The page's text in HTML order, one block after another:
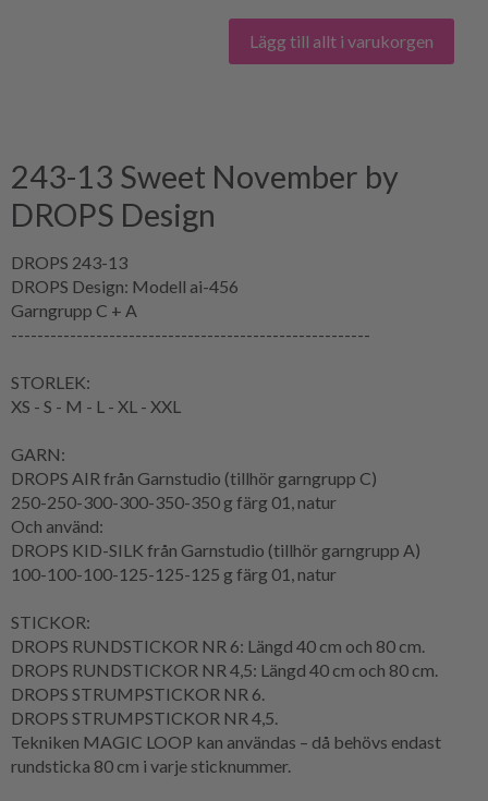
Lägg till allt i varukorgen
243-13 Sweet November by
DROPS Design
DROPS 243-13
DROPS Design: Modell ai-456
Garngrupp C + A
-------------------------------------------------------
STORLEK:
XS - S - M - L - XL - XXL
GARN:
DROPS AIR från Garnstudio (tillhör garngrupp C)
250-250-300-300-350-350 g färg 01, natur
Och använd:
DROPS KID-SILK från Garnstudio (tillhör garngrupp A)
100-100-100-125-125-125 g färg 01, natur
STICKOR:
DROPS RUNDSTICKOR NR 6: Längd 40 cm och 80 cm.
DROPS RUNDSTICKOR NR 4,5: Längd 40 cm och 80 cm.
DROPS STRUMPSTICKOR NR 6.
DROPS STRUMPSTICKOR NR 4,5.
Tekniken MAGIC LOOP kan användas – då behövs endast
rundsticka 80 cm i varje sticknummer.